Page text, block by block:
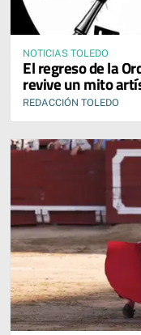
NOTICIAS TOLEDO
El regreso de la
revive un mito
REDACCIÓN TOLEDO